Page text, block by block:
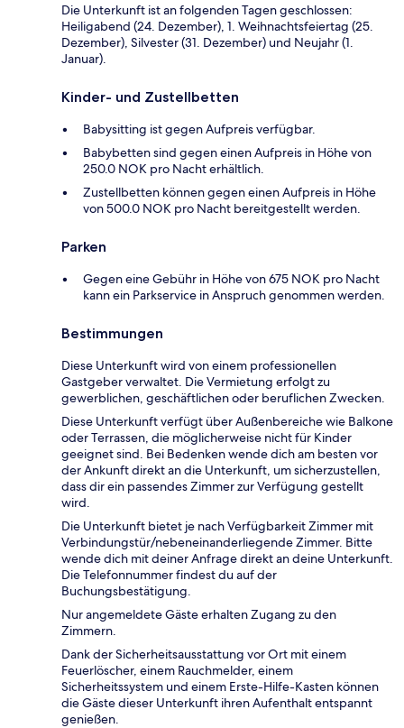
Die Unterkunft ist an folgenden Tagen geschlossen:
Heiligabend (24. Dezember), 1. Weihnachtsfeiertag (25.
Dezember), Silvester (31. Dezember) und Neujahr (1.
Januar).
Kinder- und Zustellbetten
Babysitting ist gegen Aufpreis verfügbar.
Babybetten sind gegen einen Aufpreis in Höhe von
250.0 NOK pro Nacht erhältlich.
Zustellbetten können gegen einen Aufpreis in Höhe
von 500.0 NOK pro Nacht bereitgestellt werden.
Parken
Gegen eine Gebühr in Höhe von 675 NOK pro Nacht
kann ein Parkservice in Anspruch genommen werden.
Bestimmungen
Diese Unterkunft wird von einem professionellen
Gastgeber verwaltet. Die Vermietung erfolgt zu
gewerblichen, geschäftlichen oder beruflichen Zwecken.
Diese Unterkunft verfügt über Außenbereiche wie Balkone
oder Terrassen, die möglicherweise nicht für Kinder
geeignet sind. Bei Bedenken wende dich am besten vor
der Ankunft direkt an die Unterkunft, um sicherzustellen,
dass dir ein passendes Zimmer zur Verfügung gestellt
wird.
Die Unterkunft bietet je nach Verfügbarkeit Zimmer mit
Verbindungstür/nebeneinanderliegende Zimmer. Bitte
wende dich mit deiner Anfrage direkt an deine Unterkunft.
Die Telefonnummer findest du auf der
Buchungsbestätigung.
Nur angemeldete Gäste erhalten Zugang zu den
Zimmern.
Dank der Sicherheitsausstattung vor Ort mit einem
Feuerlöscher, einem Rauchmelder, einem
Sicherheitssystem und einem Erste-Hilfe-Kasten können
die Gäste dieser Unterkunft ihren Aufenthalt entspannt
genießen.